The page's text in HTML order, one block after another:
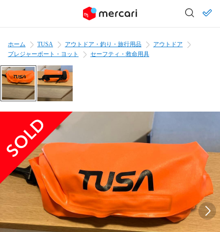
ホーム TUSA アウトドア・釣り・旅行用品
アウトドア
プレジャーボート・ヨット
セーフティ・救命用具